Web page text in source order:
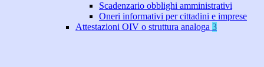
Scadenzario obblighi amministrativi
Oneri informativi per cittadini e imprese
Attestazioni OIV o struttura analoga 3